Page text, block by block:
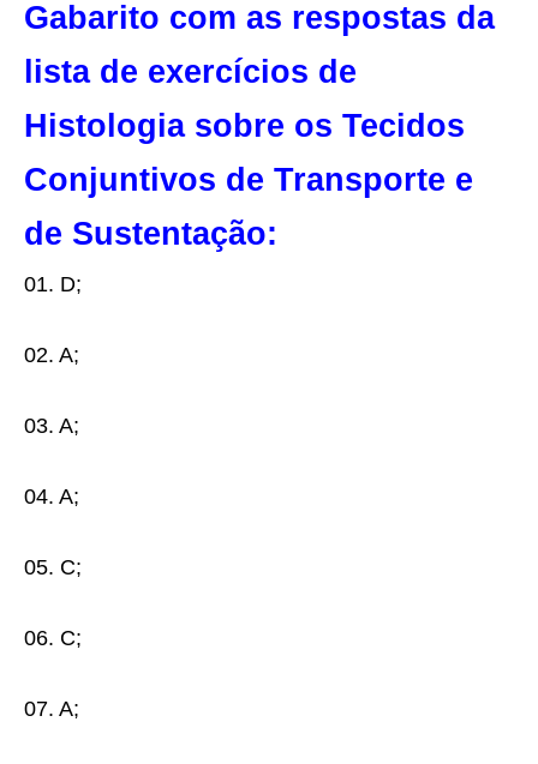
Gabarito com as respostas da
lista de exercícios de
Histologia sobre os Tecidos
Conjuntivos de Transporte e
de Sustentação:
01. D;
02. A;
03. A;
04. A;
05. C;
06. C;
07. A;